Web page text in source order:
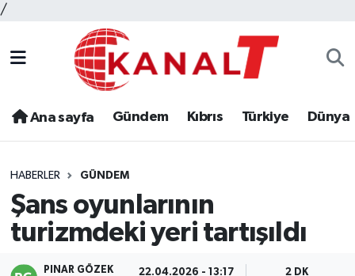
/
Ana sayfa Gündem Kıbrıs Türkiye Dünya
HABERLER GÜNDEM
Şans oyunlarının
turizmdeki yeri tartışıldı
PINAR GÖZEK 22.04.2026 - 13:17 2 DK